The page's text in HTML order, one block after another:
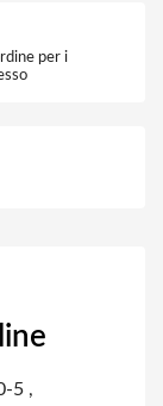
per i
5 ,